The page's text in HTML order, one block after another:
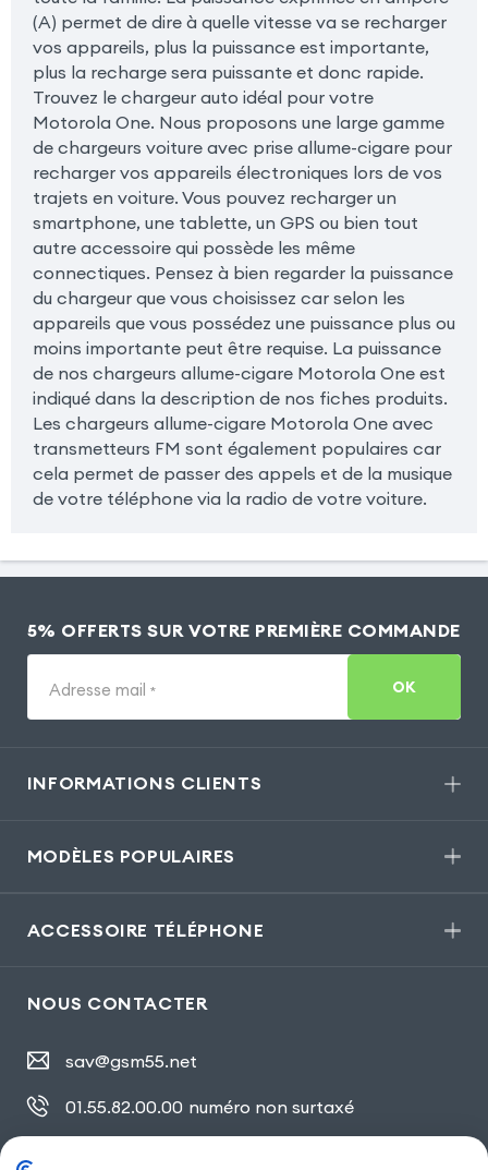
(A) permet de dire à quelle vitesse va se recharger
vos appareils, plus la puissance est importante,
plus la recharge sera puissante et donc rapide.
Trouvez le chargeur auto idéal pour votre
Motorola One. Nous proposons une large gamme
de chargeurs voiture avec prise allume-cigare pour
recharger vos appareils électroniques lors de vos
trajets en voiture. Vous pouvez recharger un
smartphone, une tablette, un GPS ou bien tout
autre accessoire qui possède les même
connectiques. Pensez à bien regarder la puissance
du chargeur que vous choisissez car selon les
appareils que vous possédez une puissance plus ou
moins importante peut être requise. La puissance
de nos chargeurs allume-cigare Motorola One est
indiqué dans la description de nos fiches produits.
Les chargeurs allume-cigare Motorola One avec
transmetteurs FM sont également populaires car
cela permet de passer des appels et de la musique
de votre téléphone via la radio de votre voiture.
5% OFFERTS SUR VOTRE PREMIÈRE COMMANDE
Adresse mail * OK
INFORMATIONS CLIENTS
MODÈLES POPULAIRES
ACCESSOIRE TÉLÉPHONE
NOUS CONTACTER
sav@gsm55.net
01.55.82.00.00 numéro non surtaxé